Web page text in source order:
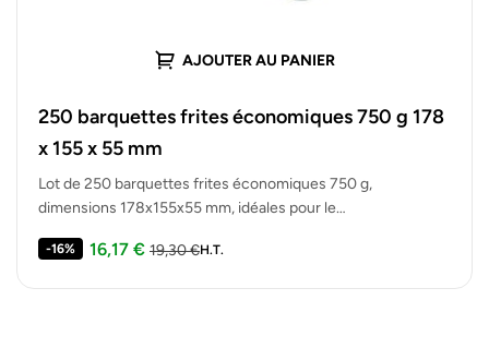
AJOUTER AU PANIER
250 barquettes frites économiques 750 g 178
x 155 x 55 mm
Lot de 250 barquettes frites économiques 750 g,
dimensions 178x155x55 mm, idéales pour le
-16% 19,30€
16,17 € H.T.